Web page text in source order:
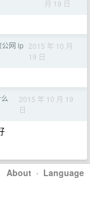
月 19 日
公网 ip 2015 年 10 月
19 日
2015 年 10 月 19
日
About · Language